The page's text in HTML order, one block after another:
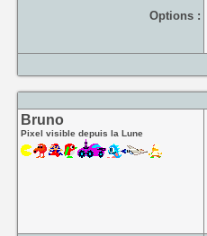
Options :
Bruno
Pixel visible depuis la Lune